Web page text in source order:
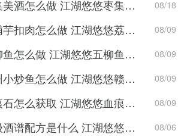
江湖悠悠枣集美酒怎么做 江湖悠悠枣集美酒食谱配方介绍 08/18
江湖悠悠荔浦芋扣肉怎么做 江湖悠悠荔浦芋扣肉食谱配方介绍 08/09
江湖悠悠五柳鱼怎么做 江湖悠悠五柳鱼食谱配方介绍 08/09
江湖悠悠赣州小炒鱼怎么做 江湖悠悠赣州小炒鱼食谱配方介绍 08/09
江湖悠悠血痕石怎么获取 江湖悠悠血痕石获取方法介绍 08/09
江湖悠悠八级酒谱配方是什么 江湖悠悠八级酒谱配方介绍 08/06